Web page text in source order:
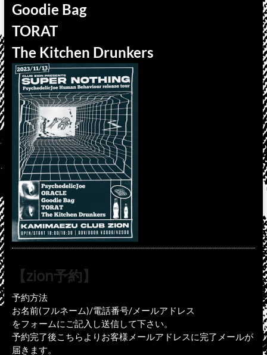
Goodie Bag
TORAT
The Kitchen Drunkers
【zion予約】
予約方法
お名前(フルネーム)/電話番号/メールアドレス
をフォームにご記入し送信して下さい。
予約完了後こちらよりお客様メールアドレスに完了メールが
届きます。